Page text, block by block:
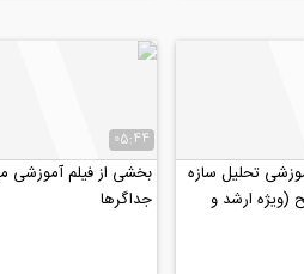
تحليل سازه
(ويژه ارشد و
05:44
بخشی از فیلم آموزشی
جداگرها